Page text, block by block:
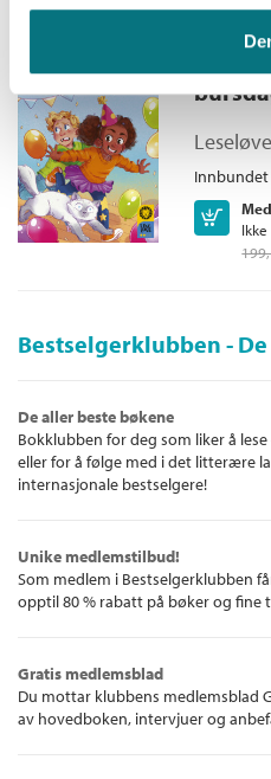
Innbundet
Kjøp
Bestselgerklubben -
De aller beste bøkene
Bokklubben for deg som liker å
eller for å følge med i det litterære
internasjonale bestselgere!
Unike medlemstilbud!
Som medlem i Bestselgerklubben
opptil 80 % rabatt på bøker og fine
Gratis medlemsblad
Du mottar klubbens medlemsblad
av hovedboken, intervjuer og